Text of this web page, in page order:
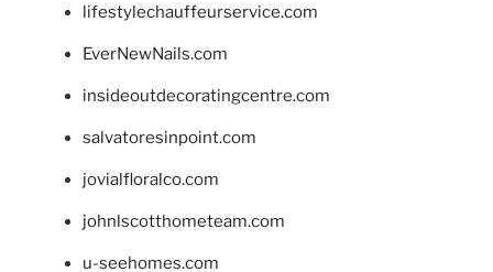
lifestylechauffeurservice.com
EverNewNails.com
insideoutdecoratingcentre.com
salvatoresinpoint.com
jovialfloralco.com
johnlscotthometeam.com
u-seehomes.com